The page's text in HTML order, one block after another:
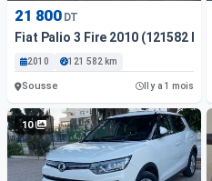
21 800 DT
Fiat Palio 3 Fire 2010 (121582 Km)
2010 121 582 km
Sousse Il y a 1 mois
10